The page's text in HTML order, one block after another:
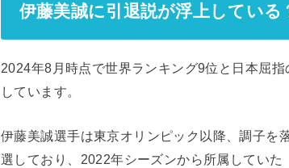
伊藤美誠に引退説が浮上している
2024年8月時点で世界ランキング9位と日本屈
しています。
伊藤美誠選手は東京オリンピック以降、調子を
選しており、2022年シーズンから所属してい